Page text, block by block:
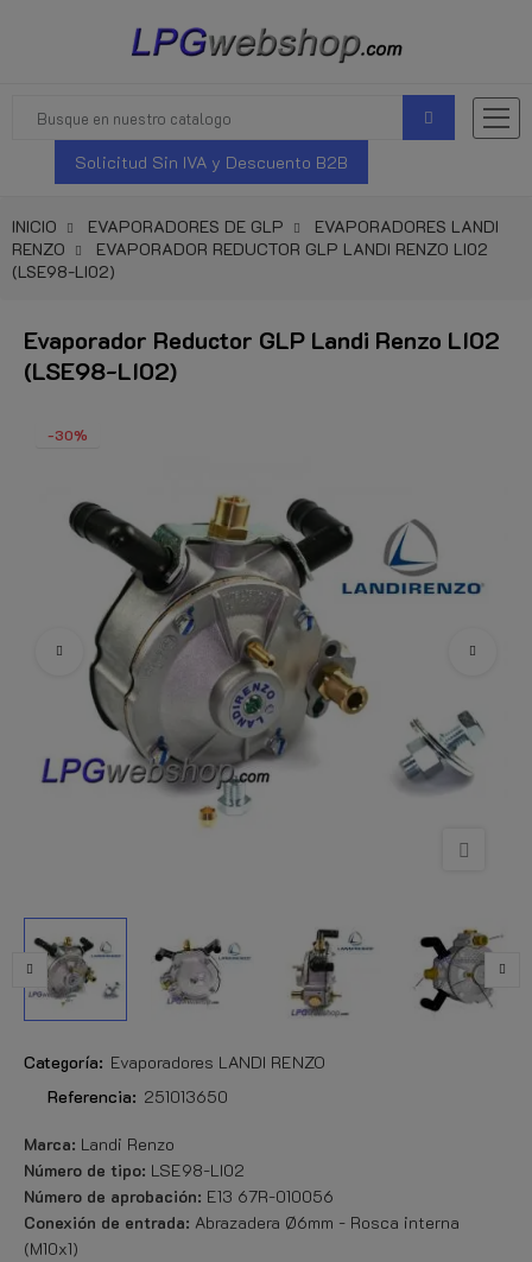
Solicitud Sin IVA y Descuento B2B
INICIO EVAPORADORES DE GLP
EVAPORADORES LANDI
RENZO
EVAPORADOR REDUCTOR GLP LANDI RENZO LI02
(LSE98-LI02)
Evaporador Reductor GLP Landi Renzo LI02
(LSE98-LI02)
-30%
Categoría: Evaporadores LANDI RENZO
Referencia: 251013650
Marca: Landi Renzo
Número de tipo: LSE98-LI02
Número de aprobación: E13 67R-010056
Conexión de entrada: Abrazadera Ø6mm - Rosca interna
(M10x1)